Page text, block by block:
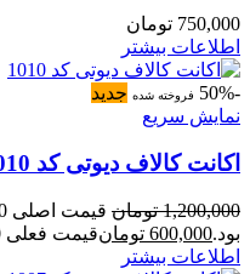
750,000 تومان
اطلاعات بیشتر
-50% فروخته شده جدید
نمایش سریع
اکانت کالاف دیوتی کد 1010
1,200,000 تومان
بود.600,000 تومانقیمت فعلی 600,000 تومان است.
اطلاعات بیشتر